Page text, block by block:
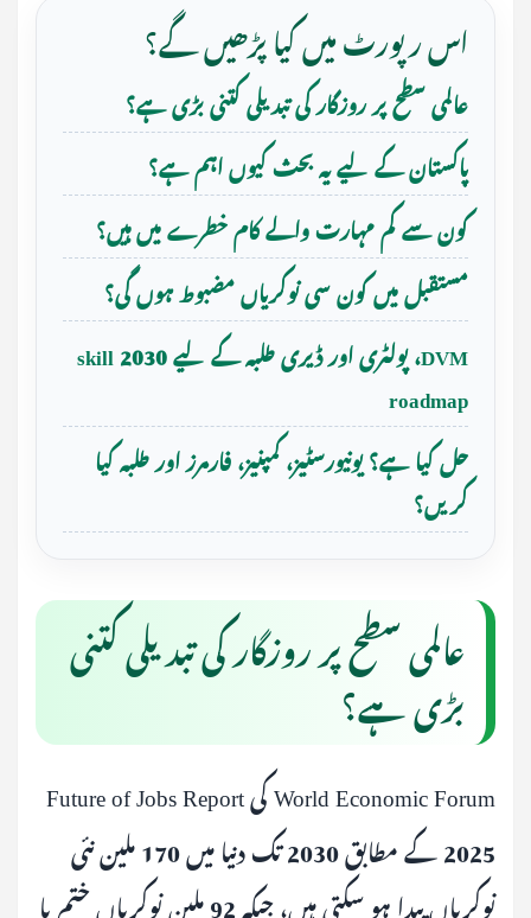
اس رپورٹ میں کیا پڑھیں گے؟
عالمی سطح پر روزگار کی تبدیلی کتنی بڑی ہے؟
پاکستان کے لیے یہ بحث کیوں اہم ہے؟
کون سے کم مہارت والے کام خطرے میں ہیں؟
مستقبل میں کون سی نوکریاں مضبوط ہوں گی؟
DVM، پولٹری اور ڈیری طلبہ کے لیے 2030 skill
roadmap
حل کیا ہے؟ یونیورسٹیز، کمپنیز، فارمرز اور طلبہ کیا
کریں؟
عالمی سطح پر روزگار کی تبدیلی کتنی
بڑی ہے؟
World Economic Forum کی Future of Jobs Report
2025 کے مطابق 2030 تک دنیا میں 170 ملین نئی
نوکریاں پیدا ہو سکتی ہیں، جبکہ 92 ملین نوکریاں ختم یا